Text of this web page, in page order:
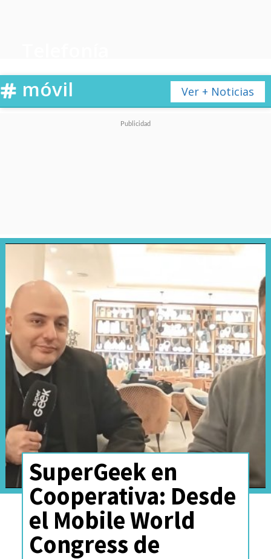
Ver + Noticias
móvil
SuperGeek en
Cooperativa: Desde
el Mobile World
Congress de